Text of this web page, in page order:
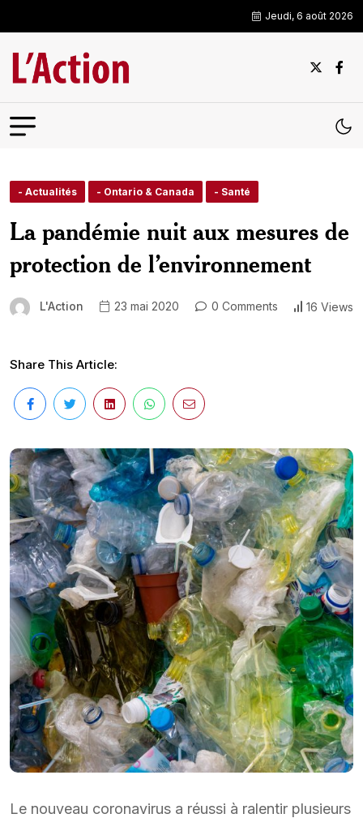
Jeudi, 6 août 2026
- Actualités - Ontario & Canada - Santé
La pandémie nuit aux mesures de
protection de l’environnement
L'Action 23 mai 2020 0 Comments 16 Views
Share This Article:
Le nouveau coronavirus a réussi à ralentir plusieurs